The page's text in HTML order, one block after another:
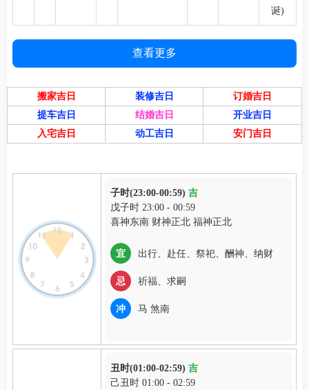
诞)
查看更多
搬家吉日 装修吉日
订婚吉日
提车吉日
结婚吉日
开业吉日
入宅吉日
动工吉日 安门吉日
子时(23:00-00:59) 吉
戊子时 23:00 - 00:59
喜神东南 财神正北 福神正北
宜 出行、赴任、祭祀、酬神、纳财
忌 祈福、求嗣
冲 马 煞南
丑时(01:00-02:59) 吉
己丑时 01:00 - 02:59